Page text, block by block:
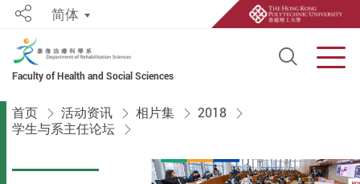
Faculty of Health and Social Sciences
Open
Share简体
Start main content
首页 活动资​​讯 相片集
2018
学生与系主任论坛